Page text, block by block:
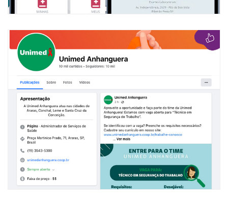
Unimed Anhanguera
Gestão completa das publicações, tratamento de comentários e
planejamento em campanhas focada nos clientes da singular.
VISITAR